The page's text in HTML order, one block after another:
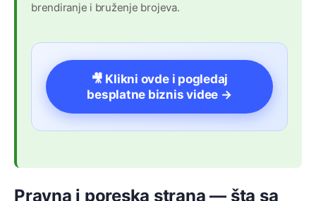
brendiranje i bruženje brojeva.
🎥 Klikni ovde i pogledaj
besplatne biznis videe →
Pravna i poreska strana — šta sa